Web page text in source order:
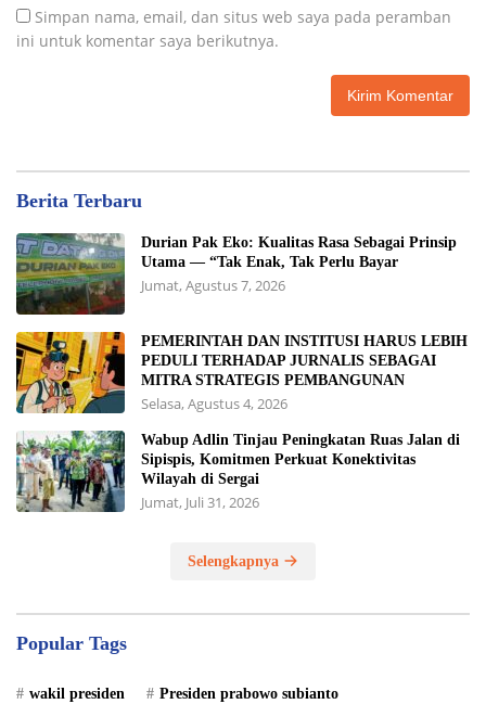
Simpan nama, email, dan situs web saya pada peramban
ini untuk komentar saya berikutnya.
Berita Terbaru
Durian Pak Eko: Kualitas Rasa Sebagai Prinsip
Utama — “Tak Enak, Tak Perlu Bayar
Jumat, Agustus 7, 2026
PEMERINTAH DAN INSTITUSI HARUS LEBIH
PEDULI TERHADAP JURNALIS SEBAGAI
MITRA STRATEGIS PEMBANGUNAN
Selasa, Agustus 4, 2026
Wabup Adlin Tinjau Peningkatan Ruas Jalan di
Sipispis, Komitmen Perkuat Konektivitas
Wilayah di Sergai
Jumat, Juli 31, 2026
Selengkapnya
Popular Tags
wakil presiden Presiden prabowo subianto